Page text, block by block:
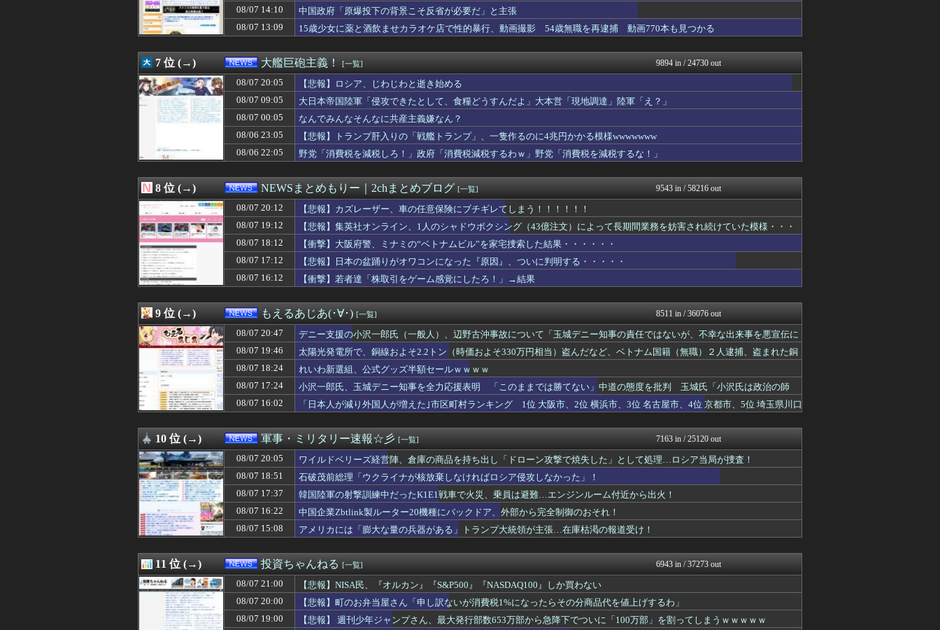
08/07 18:45
コールセンター勤務だけど毎日客に怒鳴られもう限界
08/07 18:41
施工管理2年目だけど退職を決意w
ふぇー速
08/07 18:40
中国製の自動車。プラスチック部品はクッキーのように脆い
にゅーすアルー！
08/07 18:30
【衝撃】れいわ新選組、「いのちの党」に党名変更 天畠大輔氏が共同代表へ
アルファルファモザイク＠ネ...
08/07 18:30
中居正広（無職）、熊本に多額の寄付していた。知人「誰にも知られなくてもいい、と...
08/07 18:29
経済大国の日本、世界に売るものがなさすぎて史上初めて韓国台湾に輸出額抜かされ
08/07 18:24
れいわ新選組、公式グッズ半額セールｗｗｗｗ
もえるあじあ(･∀･)
08/07 18:21
【悲報】れいわ大石あきこさん、活動休止。
まとめたニュース
08/07 18:20
【画像】能年玲奈さん、穴あきスカート姿が強すぎてネット騒然ｗｗｗ 【Picku...
【衝撃】大阪府警、ミナミの“ベトナムビル”を家宅捜索した結果・・・・・・
NEWSまとめもりー｜2c...
08/07 18:10
【悲報】今度はシャインマスカット約400房が果樹園から盗まれる 参議院議員「日...
おーるじゃんる
08/07 18:09
化石賞だの御高説を宣っていたヨーロッパ、自分が猛暑に襲われると為すすべべもなく...
U-1 NEWS.
08/07 18:07
【悲報】円安容認派「円安は輸出が伸びで日本経済ホクホク！」⇒ 世界に売る物が無...
あじあニュースちゃんねる
08/07 18:05
危険物乙4さん合格率30%の難関試験になる
08/07 18:03
【朗報】「ドラゴン桜」フルカラー 版 全巻70円セールｗｗｗｗｗｗｗｗ スポー...
08/07 18:01
万年赤字のインドネシア新幹線。負債を埋めるため政府が過半数の株式を引き受ける
痛いニュース(ﾉ∀`)
08/07 18:00
【悲報】ラッパーさん、札束披露するもネット民から「新社会人の初ボーナスくらいし...
投資ちゃんねる
08/07 18:00
【人口】日本人が減り「外国人が増えた」市区町村ランキング…5位は埼玉県川口市、...
08/07 18:00
中国外交部「日本は被害者面やめて、原爆落とされた状況を反省すべき」
08/07 18:00
【偏向】フジテレビ、消費税減税が閣議決定されたにも関わらず、消費税減税に反対す...
モナニュース
08/07 18:00
【緊急速報】韓国サッカー協会、W杯予選で審判への“性接待疑惑”が発覚し大炎上
アルファルファモザイク＠ネ...
08/07 18:00
コンゴ民主、銅・コバルト精鉱の輸出禁止 国内加工促進へ
常識的に考えた
08/07 18:00
文在寅、航空未経験の娘婿を重役にして収賄で起訴された
ネトウヨにゅーす
08/07 17:55
中国にて、誰も欲しがらないEVを「売れたこと」にして補助金を騙し取る事案が横行...
国難にあってもの申す！！
08/07 17:51
ALLDOCUBEの新型8.8インチタブレット｢iPlay 80 mini T...
理想ちゃんねる
08/07 17:40
X民「クレーンゲームで飲むヨーグルト取れた！ちゃんと冷蔵庫で冷やされてたし問題...
オレ的ゲーム速報＠刃
08/07 17:37
韓国陸軍の射撃訓練中だったK1E1戦車で火災、乗員は避難…エンジンルーム付近か...
08/07 17:31
たこ焼きのタコ、何かで代替できないものか
まとめたニュース
08/07 17:29
【東大】2年連続赤字へ 「貯金」数年で枯渇、研究者の削減不可避
日本第一！ニュース録
08/07 17:24
小沢一郎氏、玉城デニー知事を全力応援表明 「このままでは勝てない」中道の態度を...
もえるあじあ(･∀･)
08/07 17:20
【東スポ】 韓国サッカー協会 審判への性接待報道にＳＮＳ紛糾「徹底追及」「２０...
キムチ速報
08/07 17:15
いつもの自分発のブーム 〜 米国・欧州でも「韓国旅行」ブーム
反日愚国 恨寓瘻
08/07 17:12
【悲報】日本の盆踊りがオワコンになった『原因』、ついに判明する・・・・・
NEWSまとめもりー｜2c...
08/07 17:10
【速報】万年赤字のインドネシア新幹線。負債を埋めるため政府が過半数の株式を引き...
08/07 17:09
親に反抗して全く勉強しなかった俺の末路
ふぇー速
08/07 17:09
FIFAとUEFAの争いが凄まじい泥沼状態に突入、UEFAの要求を呑んだFIF...
U-1 NEWS.
08/07 17:08
【動画】熊本病院、地震の中での手術映像がヤバすぎる → 医療機器が飛び交う激震...
08/07 17:07
【画像】松屋、食器の仕分けまでセルフに
かせまと！
08/07 17:06
百田尚樹「今、日本という家は、自ら玄関を開けて招き入れた客によって家の中が無茶...
とりのまるやき（保守）
08/07 17:02
【地震】東京、ドンっと揺れた地震は震度2
常識的に考えた
08/07 17:00
【ねこ】トイレ後の“テンション爆上げ”はなぜ起こる？ 猫のトイレハイ体験談＆獣...
常識的に考えた
08/07 17:00
【 つ 】面識ある女性の水筒に"下半身"を押し付け"使用不能"にした疑い 66...
08/07 17:00
【京都】女性の脳腫瘍摘出手術で誤って“腫瘍の無い部位”を摘出 脳幹など損傷受け...
みそパンNEWS
08/07 17:00
Google、Geminiが大赤字、「史上初のマイナスキャッシュフロー」に陥る
投資ちゃんねる
08/07 16:55
中国の「レアアース武器化」が裏目に、世界で重レアアース供給網の構築が加速－米メ...
国難にあってもの申す！！
08/07 14:10
中国政府「原爆投下の背景こそ反省が必要だ」と主張
08/07 13:09
15歳少女に薬と酒飲ませカラオケ店で性的暴行、動画撮影 54歳無職を再逮捕 動画770本も見つかる
7 位 (→) 大艦巨砲主義！ [一覧] 9894 in / 24730 out
08/07 20:05
【悲報】ロシア、じわじわと逝き始める
08/07 09:05
大日本帝国陸軍「侵攻できたとして、食糧どうすんだよ」大本営「現地調達」陸軍「え？」
08/07 00:05
なんでみんなそんなに共産主義嫌なん？
08/06 23:05
【悲報】トランプ肝入りの「戦艦トランプ」、一隻作るのに4兆円かかる模様wwwwwww
08/06 22:05
野党「消費税を減税しろ！」政府「消費税減税するわｗ」野党「消費税を減税するな！」
8 位 (→) NEWSまとめもりー｜2chまとめブログ [一覧] 9543 in / 58216 out
08/07 20:12
【悲報】カズレーザー、車の任意保険にブチギレてしまう！！！！！！
08/07 19:12
【悲報】集英社オンライン、1人のシャドウボクシング（43億注文）によって長期間業務を妨害され続けていた模様・・・
08/07 18:12
【衝撃】大阪府警、ミナミの“ベトナムビル”を家宅捜索した結果・・・・・・
08/07 17:12
【悲報】日本の盆踊りがオワコンになった『原因』、ついに判明する・・・・・
08/07 16:12
【衝撃】若者達「株取引をゲーム感覚にしたろ！」→結果
9 位 (→) もえるあじあ(･∀･) [一覧] 8511 in / 36076 out
08/07 20:47
デニー支援の小沢一郎氏（一般人）、辺野古沖事故について「玉城デニー知事の責任ではないが、不幸な出来事を悪宣伝に
利用する人がいる」
08/07 19:46
太陽光発電所で、銅線およそ2.2トン（時価およそ330万円相当）盗んだなど、ベトナム国籍（無職）２人逮捕、盗まれた銅
線の半分はすでに売却 富山で「金属盗対策法違反（去年9月施行）」による検挙は初
08/07 18:24
れいわ新選組、公式グッズ半額セールｗｗｗｗ
08/07 17:24
小沢一郎氏、玉城デニー知事を全力応援表明 「このままでは勝てない」中道の態度を批判 玉城氏「小沢氏は政治の師
匠」※中道は支援表明せず
08/07 16:02
「日本人が減り外国人が増えた｣市区町村ランキング 1位 大阪市、2位 横浜市、3位 名古屋市、4位 京都市、5位 埼玉県川口
10 位 (→) 軍事・ミリタリー速報☆彡 [一覧] 7163 in / 25120 out
08/07 20:05
ワイルドベリーズ経営陣、倉庫の商品を持ち出し「ドローン攻撃で焼失した」として処理…ロシア当局が捜査！
08/07 18:51
石破茂前総理「ウクライナが核放棄しなければロシア侵攻しなかった」！
08/07 17:37
韓国陸軍の射撃訓練中だったK1E1戦車で火災、乗員は避難…エンジンルーム付近から出火！
08/07 16:22
中国企業Zbtlink製ルーター20機種にバックドア、外部から完全制御のおそれ！
08/07 15:08
アメリカには「膨大な量の兵器がある」トランプ大統領が主張…在庫枯渇の報道受け！
11 位 (→) 投資ちゃんねる [一覧] 6943 in / 37273 out
08/07 21:00
【悲報】NISA民、『オルカン』『S&P500』『NASDAQ100』しか買わない
08/07 20:00
【悲報】町のお弁当屋さん「申し訳ないが消費税1%になったらその分商品代を値上げするわ」
08/07 19:00
【悲報】 週刊少年ジャンプさん、最大発行部数653万部から急降下でついに「100万部」を割ってしまうｗｗｗｗｗ